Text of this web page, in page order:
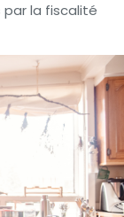
la fiscalité